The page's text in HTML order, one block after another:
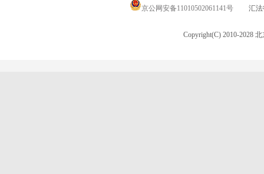
京公网安备11010502061141号 汇法
Copyright(C) 2010-2028